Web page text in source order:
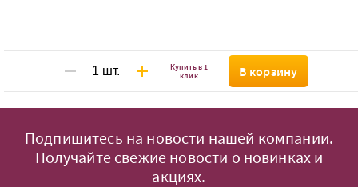
Купить в 1
клик
В корзину
Подпишитесь на новости нашей компании.
Получайте свежие новости о новинках и
акциях.